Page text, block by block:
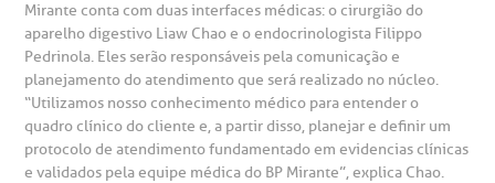
Endereço:
R. Martiniano de Carvalho, 965
CEP: 01323-001 | Bela Vista
São Paulo - SP
Conosco
de Benchmarking
frequentes
Mirante conta com duas interfaces médicas: o cirurgião do
aparelho digestivo Liaw Chao e o endocrinologista Filippo
Pedrinola. Eles serão responsáveis pela comunicação e
planejamento do atendimento que será realizado no núcleo.
“Utilizamos nosso conhecimento médico para entender o
quadro clínico do cliente e, a partir disso, planejar e definir um
protocolo de atendimento fundamentado em evidencias clínicas
e validados pela equipe médica do BP Mirante”, explica Chao.